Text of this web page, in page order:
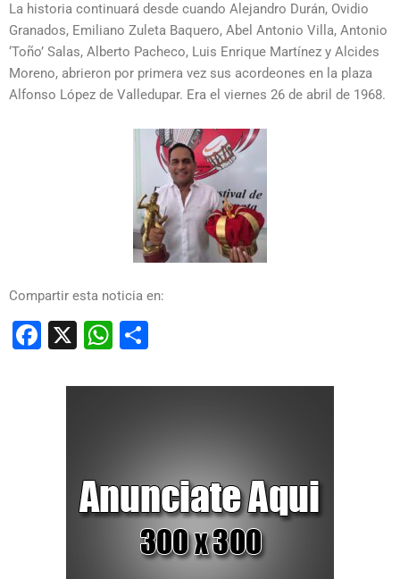
La historia continuará desde cuando Alejandro Durán, Ovidio
Granados, Emiliano Zuleta Baquero, Abel Antonio Villa, Antonio
‘Toño’ Salas, Alberto Pacheco, Luis Enrique Martínez y Alcides
Moreno, abrieron por primera vez sus acordeones en la plaza
Alfonso López de Valledupar. Era el viernes 26 de abril de 1968.
Compartir esta noticia en:
Facebook
X WhatsApp